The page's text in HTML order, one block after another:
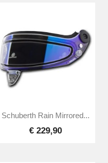
Schuberth Rain Mirrored...
€ 229,90